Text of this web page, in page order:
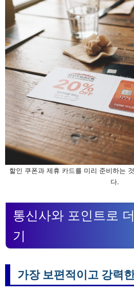
할인 쿠폰과 제휴 카드를 미리 준비하는
다.
통신사와 포인트로
기
가장 보편적이고 강력